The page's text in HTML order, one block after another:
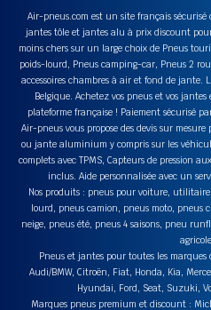
Air-pneus.com est un site français
jantes tôle et jantes alu à prix discount
moins chers sur un large choix de Pneus
poids-lourd, Pneus camping-car, Pneus 2
accessoires chambres à air et fond de jante.
Belgique. Achetez vos pneus et vos
plateforme française ! Paiement sécurisé
Air-pneus vous propose des devis sur
ou jante aluminium y compris sur les
complets avec TPMS, Capteurs de pression
inclus. Aide personnalisée avec un
Nos produits : pneus pour voiture,
lourd, pneus camion, pneus moto, pneus
neige, pneus été, pneus 4 saisons, pneu
Pneus et jantes pour toutes les
Audi/BMW, Citroën, Fiat, Honda, Kia,
Hyundai, Ford, Seat, Suzuki,
Marques pneus premium et discount :